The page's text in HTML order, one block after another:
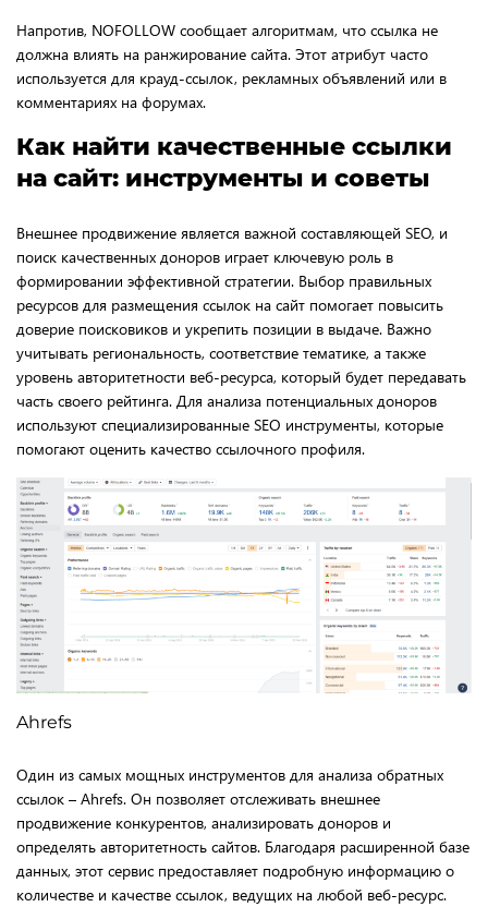
Напротив, NOFOLLOW сообщает алгоритмам, что ссылка не
должна влиять на ранжирование сайта. Этот атрибут часто
используется для крауд-ссылок, рекламных объявлений или в
комментариях на форумах.
Как найти качественные ссылки
на сайт: инструменты и советы
Внешнее продвижение является важной составляющей SEO, и
поиск качественных доноров играет ключевую роль в
формировании эффективной стратегии. Выбор правильных
ресурсов для размещения ссылок на сайт помогает повысить
доверие поисковиков и укрепить позиции в выдаче. Важно
учитывать региональность, соответствие тематике, а также
уровень авторитетности веб-ресурса, который будет передавать
часть своего рейтинга. Для анализа потенциальных доноров
используют специализированные SEO инструменты, которые
помогают оценить качество ссылочного профиля.
Ahrefs
Один из самых мощных инструментов для анализа обратных
ссылок – Ahrefs. Он позволяет отслеживать внешнее
продвижение конкурентов, анализировать доноров и
определять авторитетность сайтов. Благодаря расширенной базе
данных, этот сервис предоставляет подробную информацию о
количестве и качестве ссылок, ведущих на любой веб-ресурс.